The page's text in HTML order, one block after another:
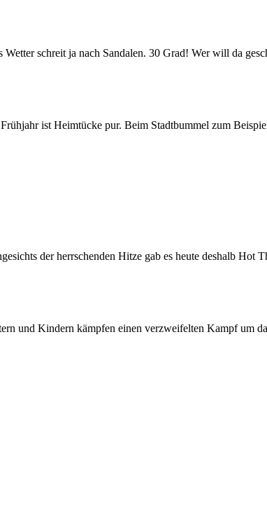
schreit ja nach Sandalen. 30 Grad! Wer will da
ist Heimtücke pur. Beim Stadtbummel zum
der herrschenden Hitze gab es heute deshalb
und Kindern kämpfen einen verzweifelten Kampf